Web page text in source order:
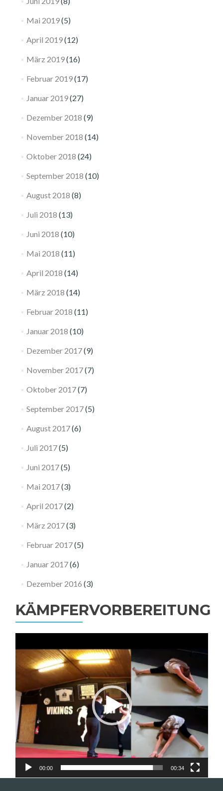
Mai 2019(5)
April 2019(12)
März 2019(16)
Februar 2019(17)
Januar 2019(27)
Dezember 2018 (9)
November 2018 (14)
Oktober 2018 (24)
September 2018 (10)
August 2018 (8)
Juli 2018 (13)
Juni 2018 (10)
Mai 2018 (11)
April 2018 (14)
März 2018 (14)
Februar 2018 (11)
Januar 2018 (10)
Dezember 2017(9)
November 2017(7)
Oktober 2017(7)
September 2017(5)
August 2017(6)
Juli 2017(5)
Juni 2017(5)
Mai 2017(3)
April 2017(2)
März 2017(3)
Februar 2017(5)
Januar 2017(6)
Dezember 2016 (3)
KÄMPFERVORBEREITUNG
Player
00:00 00:34